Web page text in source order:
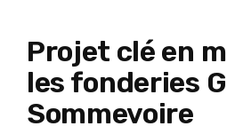
Projet clé en
les fonderies
Sommevoire